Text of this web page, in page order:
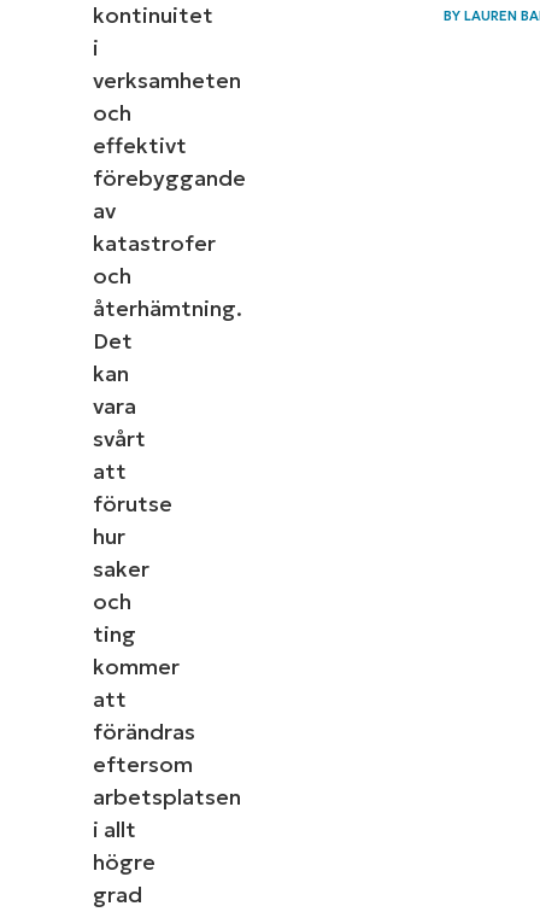
kontinuitet
i
verksamheten
och
effektivt
förebyggande
av
katastrofer
och
återhämtning.
Det
kan
vara
svårt
att
förutse
hur
saker
och
ting
kommer
att
förändras
eftersom
arbetsplatsen
i allt
högre
grad
BYLAUREN